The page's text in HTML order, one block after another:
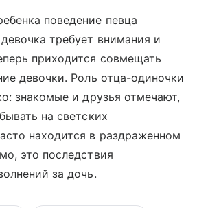
поведение певца
требует внимания и
приходится совмещать
девочки. Роль отца-одиночки
знакомые и друзья отмечают,
на светских
находится в раздраженном
это последствия
за дочь.